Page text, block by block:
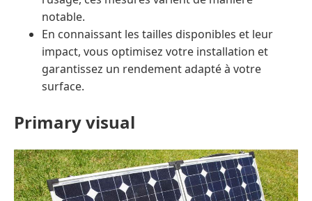
notable.
En connaissant les tailles disponibles et leur
impact, vous optimisez votre installation et
garantissez un rendement adapté à votre
surface.
Primary visual